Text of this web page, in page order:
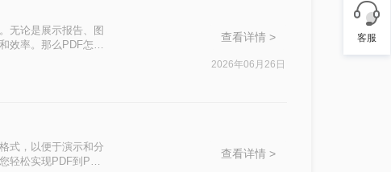
无论是展示报告、图
效率。那么PDF怎么
查看详情 >
2026年06月26日
式，以便于演示和分
轻松实现PDF到PPT
查看详情 >
客服